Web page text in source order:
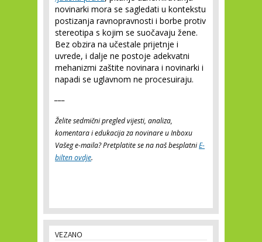
novinarki mora se sagledati u kontekstu
postizanja ravnopravnosti i borbe protiv
stereotipa s kojim se suočavaju žene.
Bez obzira na učestale prijetnje i
uvrede, i dalje ne postoje adekvatni
mehanizmi zaštite novinara i novinarki i
napadi se uglavnom ne procesuiraju.
Želite sedmični pregled vijesti, analiza,
komentara i edukacija za novinare u Inboxu
Vašeg e-maila? Pretplatite se na naš besplatniE-
bilten ovdje.
VEZANO